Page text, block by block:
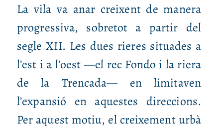
La vila va anar creixent de manera
progressiva, sobretot a partir del
segle XII. Les dues rieres situades a
l’est i a l’oest —el rec Fondo i la riera
de la Trencada— en limitaven
l’expansió en aquestes direccions.
Per aquest motiu, el creixement urbà